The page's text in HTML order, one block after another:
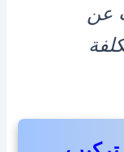
عن